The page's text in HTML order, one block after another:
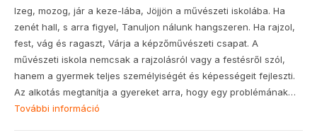
Izeg, mozog, jár a keze-lába, Jöjjön a művészeti iskolába. Ha
zenét hall, s arra figyel, Tanuljon nálunk hangszeren. Ha rajzol,
fest, vág és ragaszt, Várja a képzőművészeti csapat. A
művészeti iskola nemcsak a rajzolásról vagy a festésről szól,
hanem a gyermek teljes személyiségét és képességeit fejleszti.
Az alkotás megtanítja a gyereket arra, hogy egy problémának…
További információ